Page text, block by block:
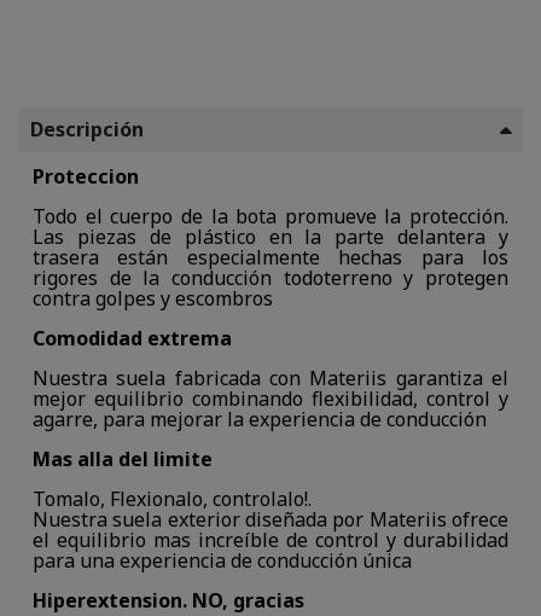
Descripción
Proteccion
Todo el cuerpo de la bota promueve la protección.
Las piezas de plástico en la parte delantera y
trasera están especialmente hechas para los
rigores de la conducción todoterreno y protegen
contra golpes y escombros
Comodidad extrema
Nuestra suela fabricada con Materiis garantiza el
mejor equilibrio combinando flexibilidad, control y
agarre, para mejorar la experiencia de conducción
Mas alla del limite
Tomalo, Flexionalo, controlalo!.
Nuestra suela exterior diseñada por Materiis ofrece
el equilibrio mas increíble de control y durabilidad
para una experiencia de conducción única
Hiperextension. NO, gracias